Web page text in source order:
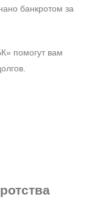
банкротом за
помогут вам